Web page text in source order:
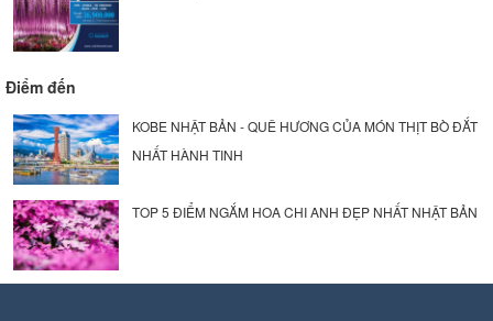
Điểm đến
KOBE NHẬT BẢN - QUÊ HƯƠNG CỦA MÓN THỊT BÒ ĐẮT
NHẤT HÀNH TINH
TOP 5 ĐIỂM NGẮM HOA CHI ANH ĐẸP NHẤT NHẬT BẢN